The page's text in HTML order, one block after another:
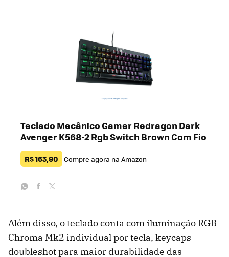
Teclado Mecânico Gamer Redragon Dark
Avenger K568-2 Rgb Switch Brown Com Fio
R$ 163,90 Compre agora na Amazon
Além disso, o teclado conta com iluminação RGB
Chroma Mk2 individual por tecla, keycaps
doubleshot para maior durabilidade das